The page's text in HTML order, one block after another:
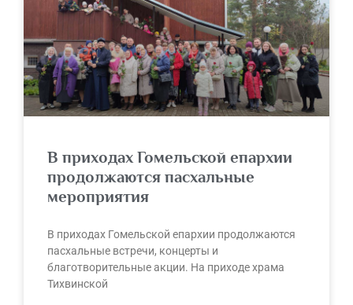
В приходах Гомельской епархии
продолжаются пасхальные
мероприятия
В приходах Гомельской епархии продолжаются
пасхальные встречи, концерты и
благотворительные акции. На приходе храма
Тихвинской